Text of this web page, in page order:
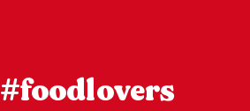
#foodlovers